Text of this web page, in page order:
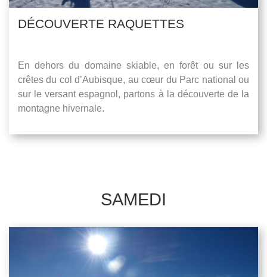
DÉCOUVERTE RAQUETTES
En dehors du domaine skiable, en forêt ou sur les
crêtes du col d’Aubisque, au cœur du Parc national ou
sur le versant espagnol, partons à la découverte de la
montagne hivernale.
SAMEDI